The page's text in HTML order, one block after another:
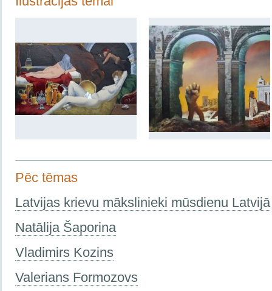
Pēc tēmas
Latvijas krievu mākslinieki mūsdienu Latvijā
Natālija Šaporina
Vladimirs Kozins
Valerians Formozovs